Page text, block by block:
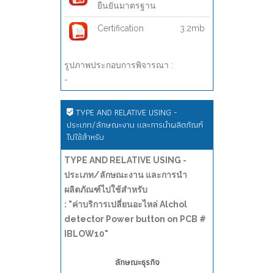
ยืนยันมาตรฐาน
Certification 3.2mb
รูปภาพประกอบการพิจารณา :
-
TYPE AND RELATIVE USING -
ประเภท/ลักษณะงาน และการนำผลิตภัณฑ์
ไปใช้สำหรับ
TYPE AND RELATIVE USING -
ประเภท/ลักษณะงาน และการนำ
ผลิตภัณฑ์ไปใช้สำหรับ
: "ค่าบริการเปลี่ยนอะไหล่ Alchol
detector Power button on PCB #
IBLOW10"
ลักษณะธุรกิจ